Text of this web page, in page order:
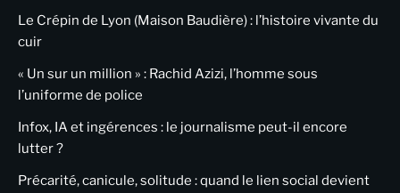
Le Crépin de Lyon (Maison Baudière) : l’histoire vivante du
cuir
« Un sur un million » : Rachid Azizi, l’homme sous
l’uniforme de police
Infox, IA et ingérences : le journalisme peut-il encore
lutter ?
Précarité, canicule, solitude : quand le lien social devient